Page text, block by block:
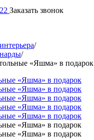
Заказать звонок
/
/
«Яшма» в подарок